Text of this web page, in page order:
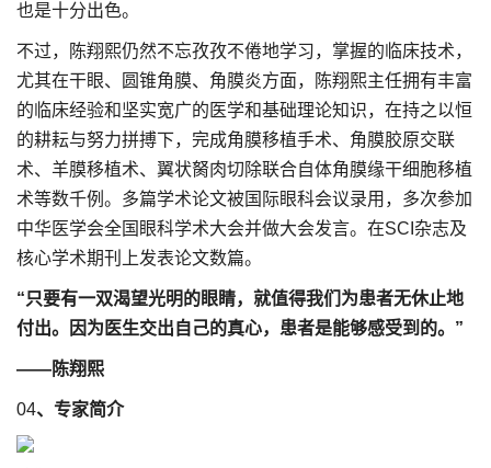
也是十分出色。
不过，陈翔熙仍然不忘孜孜不倦地学习，掌握的临床技术，
尤其在干眼、圆锥角膜、角膜炎方面，陈翔熙主任拥有丰富
的临床经验和坚实宽广的医学和基础理论知识，在持之以恒
的耕耘与努力拼搏下，完成角膜移植手术、角膜胶原交联
术、羊膜移植术、翼状胬肉切除联合自体角膜缘干细胞移植
术等数千例。多篇学术论文被国际眼科会议录用，多次参加
中华医学会全国眼科学术大会并做大会发言。在SCI杂志及
核心学术期刊上发表论文数篇。
“只要有一双渴望光明的眼睛，就值得我们为患者无休止地
付出。因为医生交出自己的真心，患者是能够感受到的。”
——陈翔熙
04、专家简介